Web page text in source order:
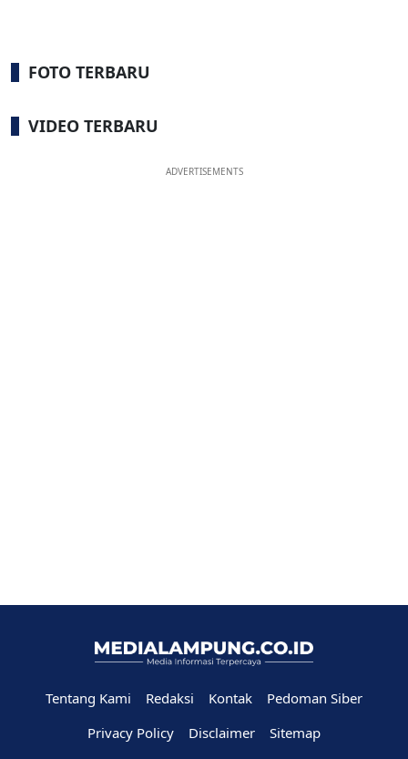
FOTO TERBARU
VIDEO TERBARU
ADVERTISEMENTS
Tentang Kami Redaksi Kontak
Pedoman Siber
Privacy Policy
Disclaimer Sitemap